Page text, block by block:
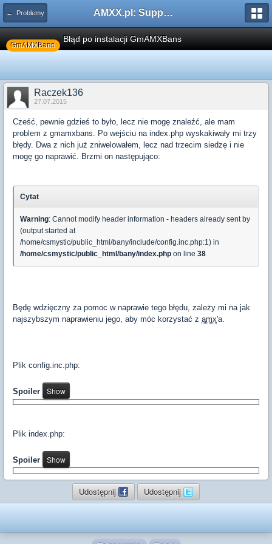
← Problemy AMXX.pl: Support AMX Mod X i SourceMod
GmAMXBans
Błąd po instalacji GmAMXBans
Raczek136
27.07.2015
Cześć, pewnie gdzieś to było, lecz nie mogę znaleźć, ale mam
problem z gmamxbans. Po wejściu na index.php wyskakiwały mi trzy
błędy. Dwa z nich już zniwelowałem, lecz nad trzecim siedzę i nie
mogę go naprawić. Brzmi on następująco:
Cytat
Warning: Cannot modify header information - headers already sent by
(output started at
/home/csmystic/public_html/bany/include/config.inc.php:1) in
/home/csmystic/public_html/bany/index.php on line 38
Będę wdzięczny za pomoc w naprawie tego błędu, zależy mi na jak
najszybszym naprawieniu jego, aby móc korzystać z amx'a.
Plik config.inc.php:
Spoiler
Plik index.php:
Spoiler
Udostępnij Udostępnij